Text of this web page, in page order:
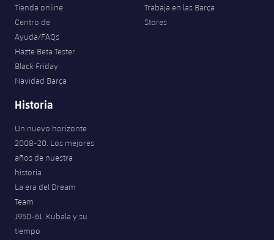
Tienda online
Centro de
Ayuda/FAQs
Hazte Beta Tester
Black Friday
Navidad Barça
Trabaja en las Barça
Stores
Historia
Un nuevo horizonte
2008-20. Los mejores
años de nuestra
historia
La era del Dream
Team
1950-61. Kubala y su
tiempo